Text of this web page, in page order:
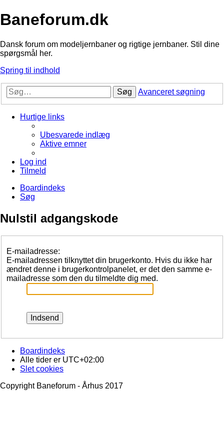
Baneforum.dk
Dansk forum om modeljernbaner og rigtige jernbaner. Stil dine
spørgsmål her.
Spring til indhold
Søg Avanceret søgning
Hurtige links
Ubesvarede indlæg
Aktive emner
Log ind
Tilmeld
Boardindeks
Søg
Nulstil adgangskode
E-mailadresse:
E-mailadressen tilknyttet din brugerkonto. Hvis du ikke har
ændret denne i brugerkontrolpanelet, er det den samme e-
mailadresse som den du tilmeldte dig med.
Boardindeks
Alle tider er UTC+02:00
Slet cookies
Copyright Baneforum - Århus 2017